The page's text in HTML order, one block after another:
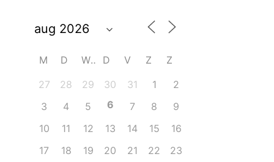
M D W D V Z
Z
27
28 29 30 31 1
2
3
4 5 6 7 8
9
10
11 12 13 14 15
16
17
18 19 20 21 22
23